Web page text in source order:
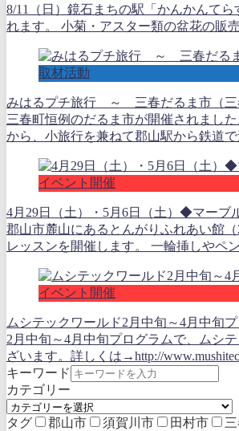
8/11（日）鏡石まちの駅「かんかんて
れます。 小菊・アスター類の盆花の販
取材活動
みはるプチ旅行 ～ 三春だるま市（三
三春町恒例のだるま市が開催されまし
から、小旅行を兼ねて郡山駅から鉄道
イベント開催
4月29日（土）・5月6日（土）◆マーブ
郡山市麓山にあるとんがりふれあい館
レッスンを開催します。 一輪挿しやペ
イベント開催
ムシテックワールド2月中旬～4月中旬
2月中旬～4月中旬プログラムで、ムシ
ざいます。詳しくは→http://
キーワード
カテゴリー
タグ 郡山市 須賀川市 田村市